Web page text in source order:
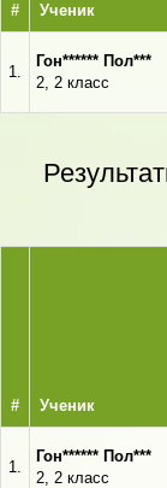
# Ученик
1.
Гон****** Пол***
2, 2 класс
# Ученик
1.
Гон****** Пол***
2, 2 класс